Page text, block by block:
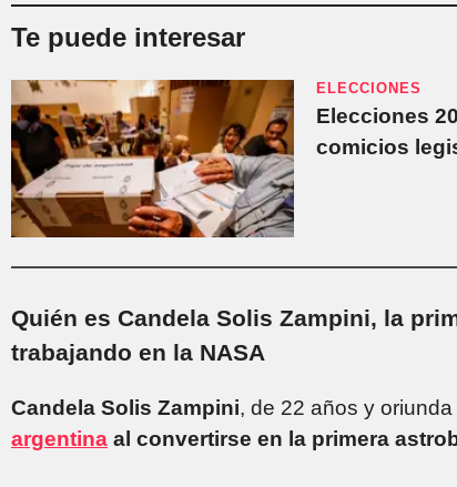
Te puede interesar
ELECCIONES
Elecciones
comicios
Quién es Candela Solis Zampini, la
trabajando en la NASA
Candela Solis Zampini, de 22 años y
argentina al convertirse en la primera